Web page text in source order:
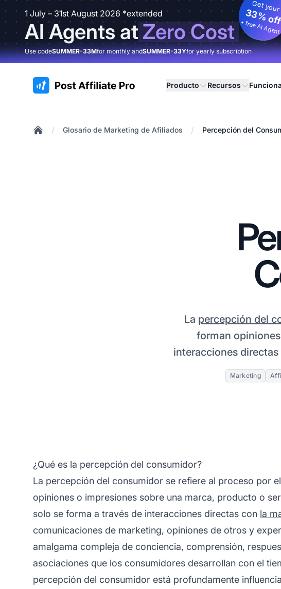
1 July – 31st August 2026 *extended
AI Agents atZero Cost
Get your
33% off
+ free AI Agent
Use codeSUMMER-33Mfor monthly andSUMMER-33Yfor yearly subscription
:site.title Producto Recursos
/ Glosario de Marketing de Afiliados / Percepción del
La percepción del
forman
interacciones
Marketing
¿Qué es la percepción del consumidor?
La percepción del consumidor se refiere al proceso por
opiniones o impresiones sobre una marca, producto o
solo se forma a través de interacciones directas con la
comunicaciones de marketing, opiniones de otros y
amalgama compleja de conciencia, comprensión,
asociaciones que los consumidores desarrollan con el
percepción del consumidor está profundamente